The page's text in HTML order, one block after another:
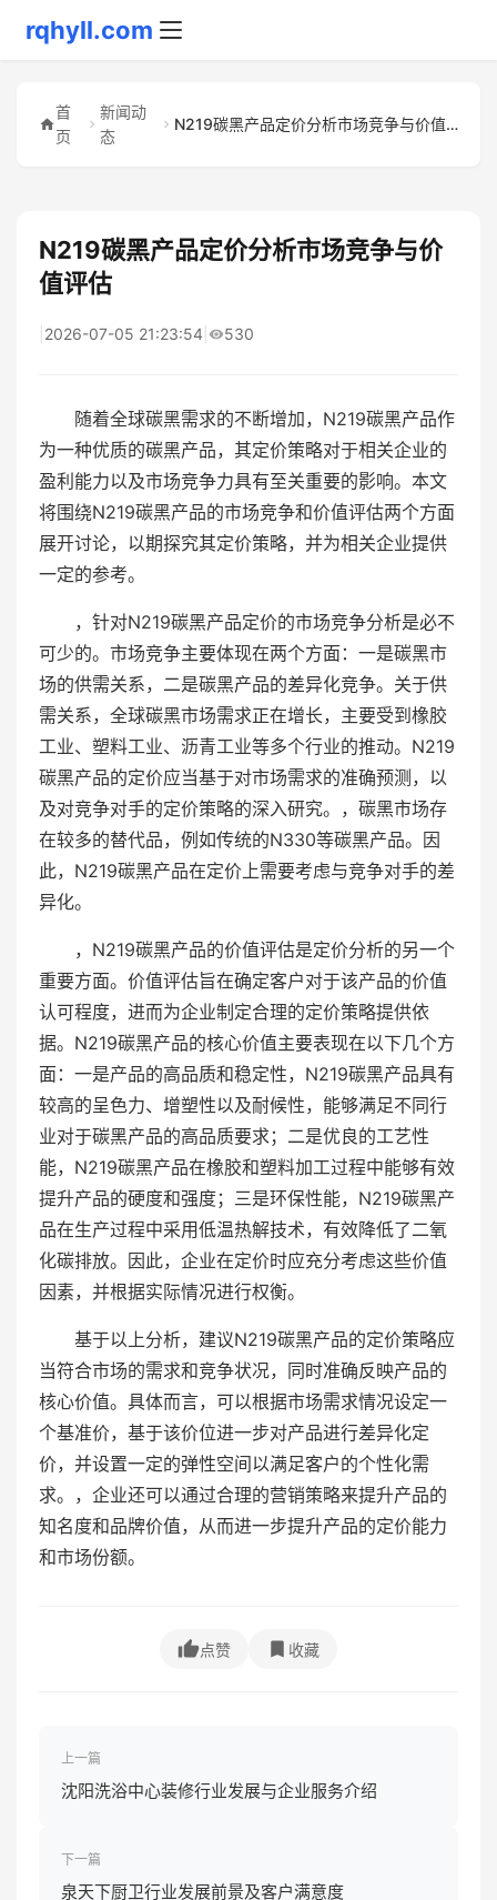
rqhyll.com
首
页
新闻动
态
N219碳黑产品定价分析市场竞争与价值评估
N219碳黑产品定价分析市场竞争与价
值评估
2026-07-05 21:23:54 530
随着全球碳黑需求的不断增加，N219碳黑产品作
为一种优质的碳黑产品，其定价策略对于相关企业的
盈利能力以及市场竞争力具有至关重要的影响。本文
将围绕N219碳黑产品的市场竞争和价值评估两个方面
展开讨论，以期探究其定价策略，并为相关企业提供
一定的参考。
，针对N219碳黑产品定价的市场竞争分析是必不
可少的。市场竞争主要体现在两个方面：一是碳黑市
场的供需关系，二是碳黑产品的差异化竞争。关于供
需关系，全球碳黑市场需求正在增长，主要受到橡胶
工业、塑料工业、沥青工业等多个行业的推动。N219
碳黑产品的定价应当基于对市场需求的准确预测，以
及对竞争对手的定价策略的深入研究。，碳黑市场存
在较多的替代品，例如传统的N330等碳黑产品。因
此，N219碳黑产品在定价上需要考虑与竞争对手的差
异化。
，N219碳黑产品的价值评估是定价分析的另一个
重要方面。价值评估旨在确定客户对于该产品的价值
认可程度，进而为企业制定合理的定价策略提供依
据。N219碳黑产品的核心价值主要表现在以下几个方
面：一是产品的高品质和稳定性，N219碳黑产品具有
较高的呈色力、增塑性以及耐候性，能够满足不同行
业对于碳黑产品的高品质要求；二是优良的工艺性
能，N219碳黑产品在橡胶和塑料加工过程中能够有效
提升产品的硬度和强度；三是环保性能，N219碳黑产
品在生产过程中采用低温热解技术，有效降低了二氧
化碳排放。因此，企业在定价时应充分考虑这些价值
因素，并根据实际情况进行权衡。
基于以上分析，建议N219碳黑产品的定价策略应
当符合市场的需求和竞争状况，同时准确反映产品的
核心价值。具体而言，可以根据市场需求情况设定一
个基准价，基于该价位进一步对产品进行差异化定
价，并设置一定的弹性空间以满足客户的个性化需
求。，企业还可以通过合理的营销策略来提升产品的
知名度和品牌价值，从而进一步提升产品的定价能力
和市场份额。
点赞 收藏
上一篇
沈阳洗浴中心装修行业发展与企业服务介绍
下一篇
泉天下厨卫行业发展前景及客户满意度